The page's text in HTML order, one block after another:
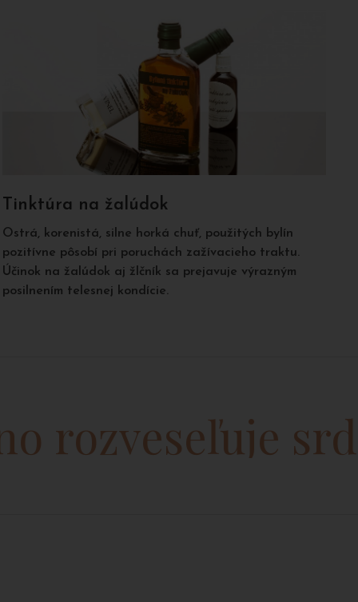
Tinktúra na žalúdok
Ostrá, korenistá, silne horká chuť, použitých bylín
pozitívne pôsobí pri poruchách zažívacieho traktu.
Účinok na žalúdok aj žlčník sa prejavuje výrazným
posilnením telesnej kondície.